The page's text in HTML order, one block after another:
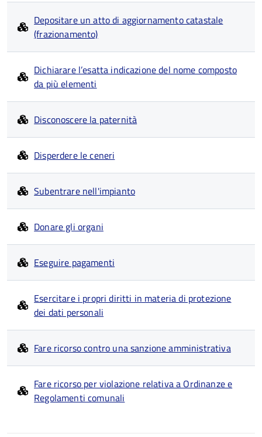
Depositare un atto di aggiornamento catastale
(frazionamento)
Dichiarare l’esatta indicazione del nome composto
da più elementi
Disconoscere la paternità
Disperdere le ceneri
Subentrare nell'impianto
Donare gli organi
Eseguire pagamenti
Esercitare i propri diritti in materia di protezione
dei dati personali
Fare ricorso contro una sanzione amministrativa
Fare ricorso per violazione relativa a Ordinanze e
Regolamenti comunali